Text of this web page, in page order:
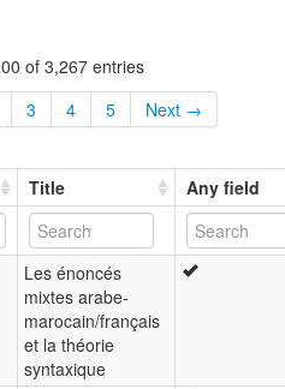
of 3,267 entries
3 4 5 Next →
Title Any field
Les énoncés
mixtes arabe-
marocain/français
et la théorie
syntaxique